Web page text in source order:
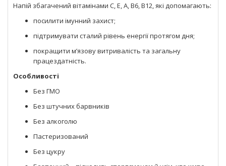
Напій збагачений вітамінами С, Е, А, B6, B12, які допомагають:
посилити імунний захист;
підтримувати сталий рівень енергії протягом дня;
покращити м’язову витривалість та загальну
працездатність.
Особливості
Без ГМО
Без штучних барвників
Без алкоголю
Пастеризований
Без цукру